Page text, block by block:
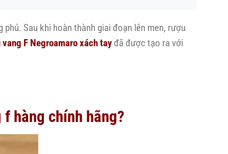
Sau khi hoàn thành giai đoạn lên men, rượu
vang F Negroamaro xách tayđã được tạo ra với
hàng chính hãng?